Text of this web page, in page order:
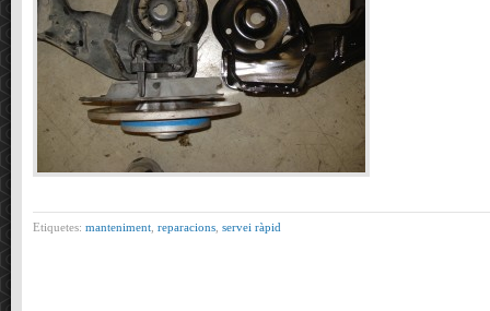
Etiquetes: manteniment reparacions servei ràpid